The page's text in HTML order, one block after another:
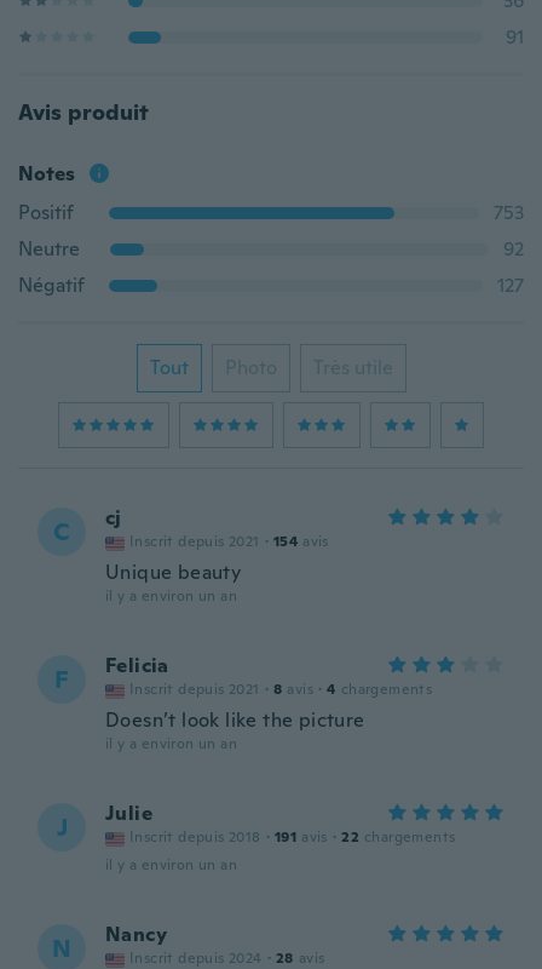
91
Avis produit
Notes
Positif
753
Neutre
92
Négatif
127
Tout Photo Très utile
C cj
Inscrit depuis 2021 · 154 avis
Unique beauty
il y a environ un an
F Felicia
Inscrit depuis 2021 · 8 avis · 4 chargements
Doesn’t look like the picture
il y a environ un an
J Julie
Inscrit depuis 2018 · 191 avis · 22 chargements
il y a environ un an
N Nancy
Inscrit depuis 2024 · 28 avis